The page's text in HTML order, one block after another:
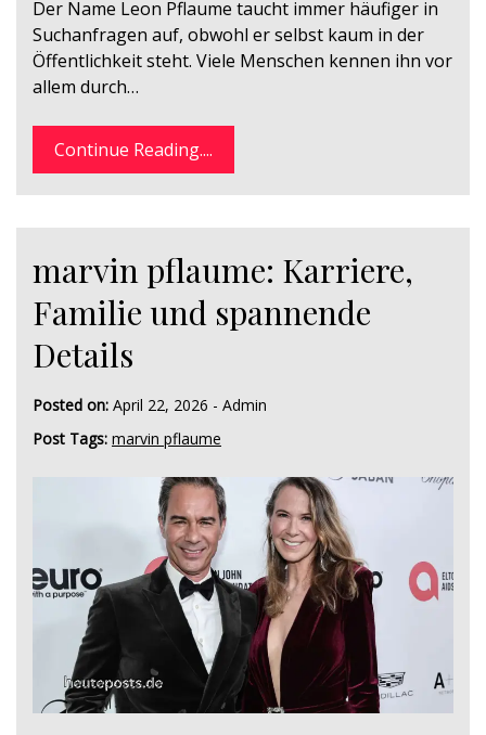
Der Name Leon Pflaume taucht immer häufiger in
Suchanfragen auf, obwohl er selbst kaum in der
Öffentlichkeit steht. Viele Menschen kennen ihn vor
allem durch…
Continue Reading....
marvin pflaume: Karriere,
Familie und spannende
Details
Posted on: April 22, 2026 - Admin
Post Tags: marvin pflaume